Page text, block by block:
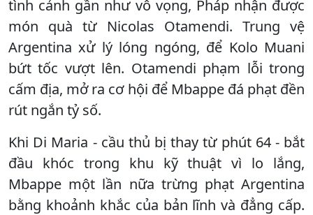
tình cảnh gần như vô vọng, Pháp nhận được
món quà từ Nicolas Otamendi. Trung vệ
Argentina xử lý lóng ngóng, để Kolo Muani
bứt tốc vượt lên. Otamendi phạm lỗi trong
cấm địa, mở ra cơ hội để Mbappe đá phạt đền
rút ngắn tỷ số.
Khi Di Maria - cầu thủ bị thay từ phút 64 - bắt
đầu khóc trong khu kỹ thuật vì lo lắng,
Mbappe một lần nữa trừng phạt Argentina
bằng khoảnh khắc của bản lĩnh và đẳng cấp.